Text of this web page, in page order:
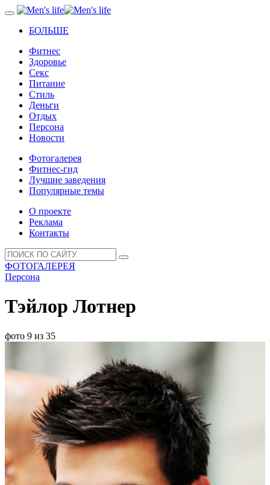
БОЛЬШЕ
Фитнес
Здоровье
Секс
Питание
Стиль
Деньги
Отдых
Персона
Новости
Фотогалерея
Фитнес-гид
Лучшие заведения
Популярные темы
О проекте
Реклама
Контакты
ФОТОГАЛЕРЕЯ
Персона
Тэйлор Лотнер
фото 9 из 35